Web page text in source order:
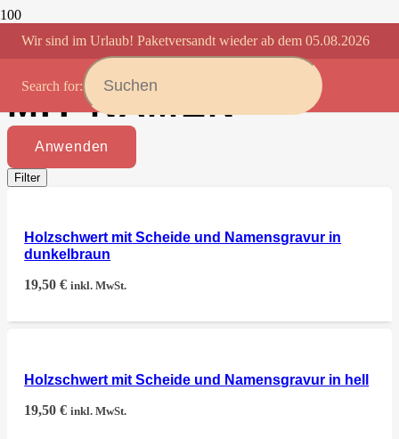
Wir sind im Urlaub! Paketversandt wieder ab dem 05.08.2026
Search for:
HOLZSCHWERT
MIT NAMEN
Anwenden
Filter
Holzschwert mit Scheide und Namensgravur in
dunkelbraun
19,50€ inkl. MwSt.
Holzschwert mit Scheide und Namensgravur in hell
19,50€ inkl. MwSt.